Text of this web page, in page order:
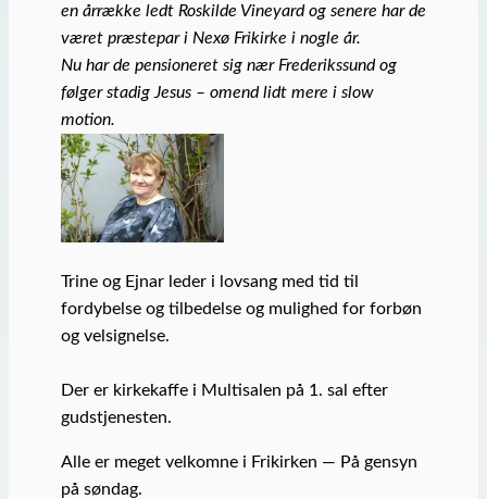
en årrække ledt Roskilde Vineyard og senere har de
været præstepar i Nexø Frikirke i nogle år.
Nu har de pensioneret sig nær Frederikssund og
følger stadig Jesus – omend lidt mere i slow
motion.
Trine og Ejnar leder i lovsang med tid til
fordybelse og tilbedelse og mulighed for forbøn
og velsignelse.
Der er kirkekaffe i Multisalen på 1. sal efter
gudstjenesten.
Alle er meget velkomne i Frikirken — På gensyn
på søndag.